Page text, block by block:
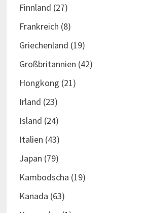
Finnland (27)
Frankreich (8)
Griechenland (19)
Großbritannien (42)
Hongkong (21)
Irland (23)
Island (24)
Italien (43)
Japan (79)
Kambodscha (19)
Kanada (63)